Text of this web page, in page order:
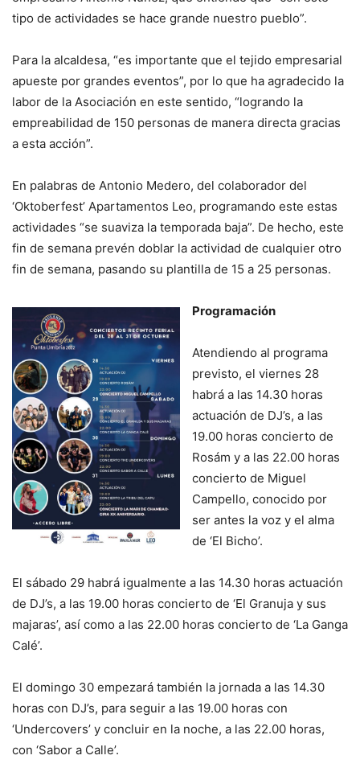
tipo de actividades se hace grande nuestro pueblo”.
Para la alcaldesa, “es importante que el tejido empresarial
apueste por grandes eventos”, por lo que ha agradecido la
labor de la Asociación en este sentido, “logrando la
empreabilidad de 150 personas de manera directa gracias
a esta acción”.
En palabras de Antonio Medero, del colaborador del
‘Oktoberfest’ Apartamentos Leo, programando este estas
actividades “se suaviza la temporada baja”. De hecho, este
fin de semana prevén doblar la actividad de cualquier otro
fin de semana, pasando su plantilla de 15 a 25 personas.
Programación
Atendiendo al programa
previsto, el viernes 28
habrá a las 14.30 horas
actuación de DJ’s, a las
19.00 horas concierto de
Rosám y a las 22.00 horas
concierto de Miguel
Campello, conocido por
ser antes la voz y el alma
de ‘El Bicho’.
El sábado 29 habrá igualmente a las 14.30 horas actuación
de DJ’s, a las 19.00 horas concierto de ‘El Granuja y sus
majaras’, así como a las 22.00 horas concierto de ‘La Ganga
Calé’.
El domingo 30 empezará también la jornada a las 14.30
horas con DJ’s, para seguir a las 19.00 horas con
‘Undercovers’ y concluir en la noche, a las 22.00 horas,
con ‘Sabor a Calle’.